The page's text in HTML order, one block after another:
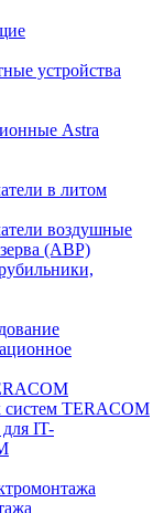
устройства
Astra
в литом
воздушные
(АВР)
TERACOM
IT-